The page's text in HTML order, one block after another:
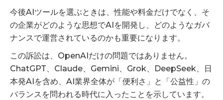
今後AIツールを選ぶときは、性能や料金だけでなく、そ
の企業がどのような思想でAIを開発し、どのようなガバ
ナンスで運営されているのかも重要になります。
この訴訟は、OpenAIだけの問題ではありません。
ChatGPT、Claude、Gemini、Grok、DeepSeek、日
本発AIを含め、AI業界全体が「便利さ」と「公益性」の
バランスを問われる時代に入ったことを示しています。